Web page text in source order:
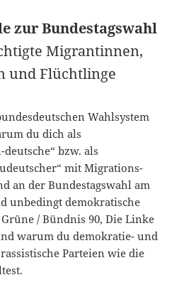
zur Bundestagswahl
Migrantinnen,
und Flüchtlinge
Wahlsystem
du dich als
bzw. als
mit Migrations-
an der Bundestagswahl am
unbedingt demokratische
/ Bündnis 90, Die Linke
warum du demokratie- und
Parteien wie die